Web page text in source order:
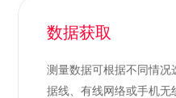
数据获取
测量数据可根据不同情况
据线、有线网络或手机无